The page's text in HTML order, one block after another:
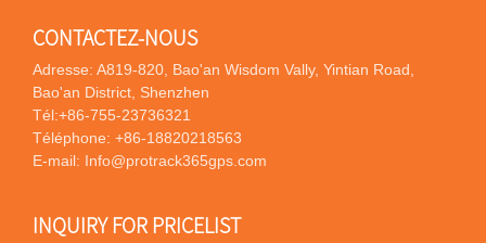
CONTACTEZ-NOUS
Adresse: A819-820, Bao'an Wisdom Vally, Yintian Road,
Bao'an District, Shenzhen
Tél:+86-755-23736321
Téléphone: +86-18820218563
E-mail: Info@protrack365gps.com
INQUIRY FOR PRICELIST